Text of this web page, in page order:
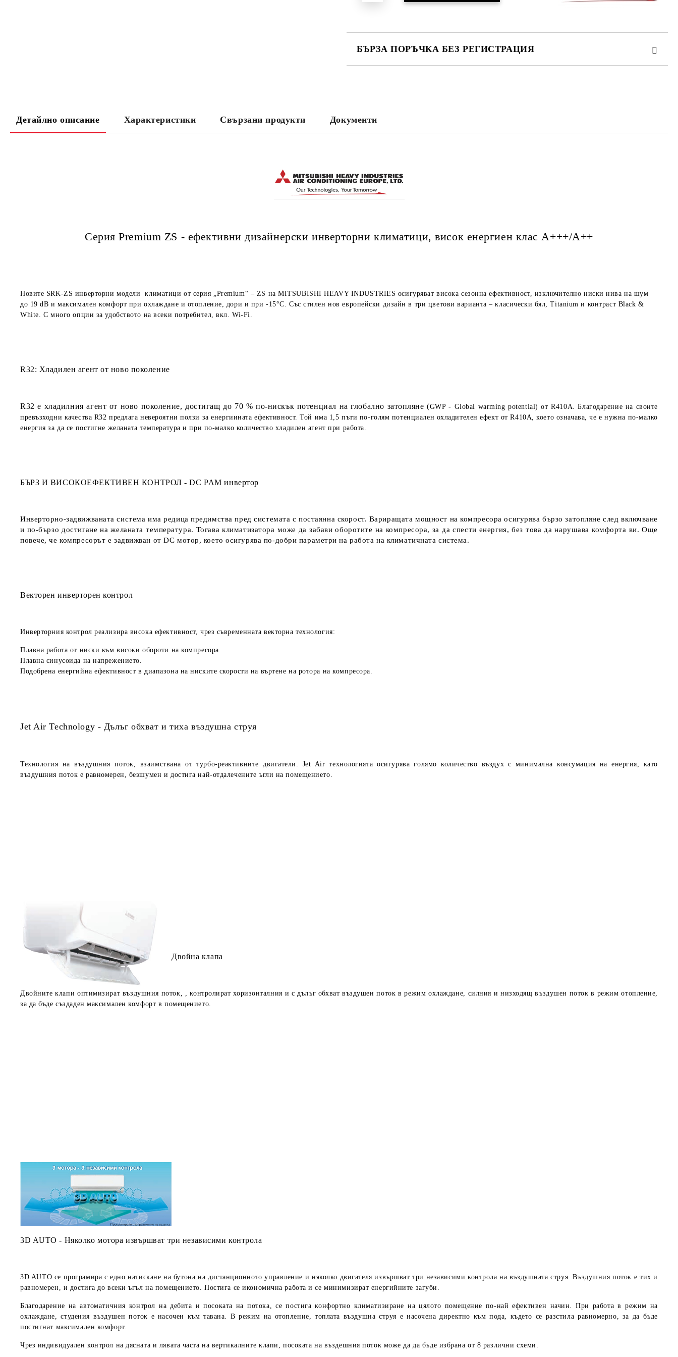
БЪРЗА ПОРЪЧКА БЕЗ РЕГИСТРАЦИЯ
Съгласен съм с
Детайлно описание Характеристики Свързани продукти Документи
Серия Premium ZS - ефективни дизайнерски инверторни климатици, висок eнергиен клас А+++/A++
Новите SRK-ZS инверторни модели климатици от серия „Premium“ – ZS на MITSUBISHI HEAVY INDUSTRIES осигуряват висока сезонна ефективност, изключително ниски нива на шум
до 19 dB и максимален комфорт при охлаждане и отопление, дори и при -15°C. Със стилен нов европейски дизайн в три цветови варианта – класически бял, Titanium и контраст Black &
White. С много опции за удобството на всеки потребител, вкл. Wi-Fi.
R32: Хладилен агент от ново поколение
R32 е хладилния агент от ново поколение, достигащ до 70 % по-нискък потенциал на глобално затопляне (GWP - Global warming potential) от R410A. Благодарение на своите
превъзходни качества R32 предлага невероятни ползи за енергиината ефективност. Той има 1,5 пъти по-голям потенциален охладителен ефект от R410A, което означава, че е нужна по-малко
енергия за да се постигне желаната температура и при по-малко количество хладилен агент при работа.
БЪРЗ И ВИСОКОЕФЕКТИВЕН КОНТРОЛ - DC PAM инвертор
Инверторно-задвижваната система има редица предимства пред системата с постаянна скорост. Вариращата мощност на компресора осигурява бързо затопляне след включване
и по-бързо достигане на желаната температура. Тогава климатизатора може да забави оборотите на компресора, за да спести енергия, без това да нарушава комфорта ви. Още
повече, че компресорът е задвижван от DC мотор, което осигурява по-добри параметри на работа на климатичната система.
Векторен инверторен контрол
Инверторния контрол реализира висока ефективност, чрез съвременната векторна технология:
Плавна работа от ниски към високи обороти на компресора.
Плавна синусоида на напрежението.
Подобрена енергийна ефективност в диапазона на ниските скорости на въртене на ротора на компресора.
Jet Air Technology - Дълъг обхват и тиха въздушна струя
Технология на въздушния поток, взаимствана от турбо-реактивните двигатели. Jet Airтехнологията осигурява голямо количество въздух с минимална консумация на енергия, като
въздушния поток е равномерен, безшумен и достига най-отдалечените ъгли на помещението.
Двойна клапа
Двойните клапи оптимизират въздушния поток, , контролират хоризонталния и с дълъг обхват въздушен поток в режим охлаждане, силния и низходящ въздушен поток в режим отопление,
за да бъде създаден максимален комфорт в помещението.
3D AUTO - Няколко мотора извършват три независими контрола
3D AUTO се програмира с едно натискане на бутона на дистанционното управление и няколко двигателя извършват три независими контрола на въздушната струя. Въздушния поток е тих и
равномерен, и достига до всеки ъгъл на помещението. Постига се икономична работа и се минимизират енергийните загуби.
Благодарение на автоматичния контрол на дебита и посоката на потока, се постига конфортно климатизиране на цялото помещение по-най ефективен начин. При работа в режим на
охлаждане, студения въздушен поток е насочен към тавана. В режим на отопление, топлата въздушна струя е насочена директно към пода, където се разстила равномерно, за да бъде
постигнат максимален комфорт.
Чрез индивидуален контрол на дясната и лявата часта на вертикалните клапи, посоката на въздешния поток може да да бъде избрана от 8 различни схеми.